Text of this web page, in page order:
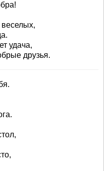
удача,
друзья.